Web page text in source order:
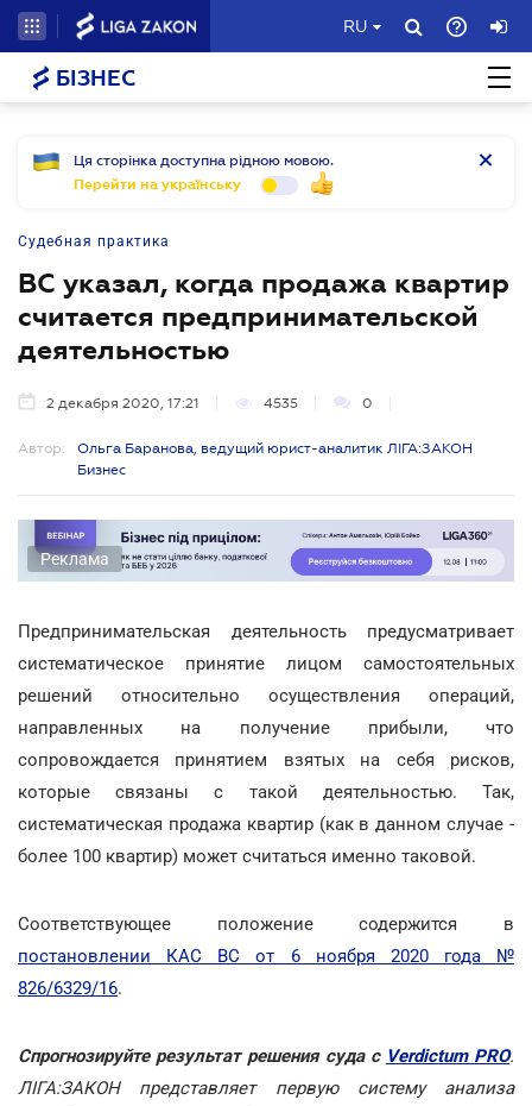
RU
БІЗНЕС
Ця сторінка доступна рідною мовою.
Перейти на українську
Судебная практика
ВС указал, когда продажа квартир
считается предпринимательской
деятельностью
2 декабря 2020, 17:21 4535 0
Автор:
Ольга Баранова, ведущий юрист-аналитик ЛІГА:ЗАКОН
Бизнес
Реклама
Предпринимательская деятельность предусматривает
систематическое принятие лицом самостоятельных
решений относительно осуществления операций,
направленных на получение прибыли, что
сопровождается принятием взятых на себя рисков,
которые связаны с такой деятельностью. Так,
систематическая продажа квартир (как в данном случае -
более 100 квартир) может считаться именно таковой.
Соответствующее положение содержится в
постановлении КАС ВС от 6 ноября 2020 года №
826/6329/16.
Спрогнозируйте результат решения суда с Verdictum PRO.
ЛІГА:ЗАКОН представляет первую систему анализа